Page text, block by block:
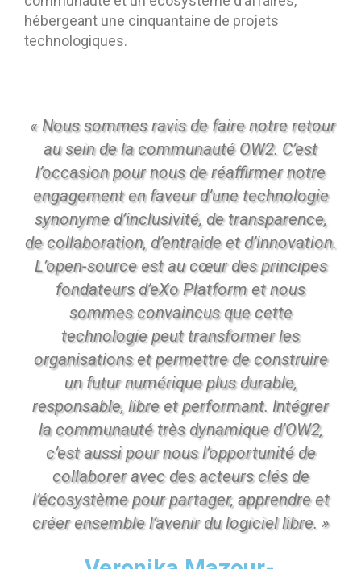
A propos d’eXo
Centre de ressources
Contactez-nous
hébergeant une cinquantaine de projets
technologiques.
« Nous sommes ravis de faire notre retour
au sein de la communauté OW2. C’est
l’occasion pour nous de réaffirmer notre
engagement en faveur d’une technologie
synonyme d’inclusivité, de transparence,
de collaboration, d’entraide et d’innovation.
L’open-source est au cœur des principes
fondateurs d’eXo Platform et nous
sommes convaincus que cette
technologie peut transformer les
organisations et permettre de construire
un futur numérique plus durable,
responsable, libre et performant. Intégrer
la communauté très dynamique d’OW2,
c’est aussi pour nous l’opportunité de
collaborer avec des acteurs clés de
l’écosystème pour partager, apprendre et
créer ensemble l’avenir du logiciel libre. »